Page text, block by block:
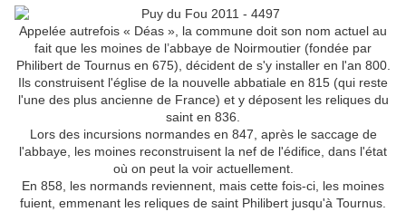
Appelée autrefois « Déas », la commune doit son nom actuel au
fait que les moines de l’abbaye de Noirmoutier (fondée par
Philibert de Tournus en 675), décident de s'y installer en l'an 800.
Ils construisent l'église de la nouvelle abbatiale en 815 (qui reste
l'une des plus ancienne de France) et y déposent les reliques du
saint en 836.
Lors des incursions normandes en 847, après le saccage de
l'abbaye, les moines reconstruisent la nef de l'édifice, dans l'état
où on peut la voir actuellement.
En 858, les normands reviennent, mais cette fois-ci, les moines
fuient, emmenant les reliques de saint Philibert jusqu'à Tournus.